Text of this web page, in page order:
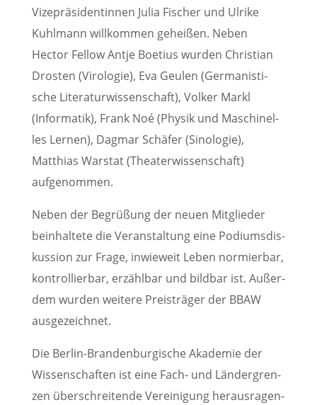
Vizeprä­si­den­tin­nen Julia Fischer und Ulrike
Kuhlmann willkom­men gehei­ßen. Neben
Hector Fellow Antje Boetius wurden Chris­tian
Drosten (Virolo­gie), Eva Geulen (Germa­nis­ti­
sche Litera­tur­wis­sen­schaft), Volker Markl
(Infor­ma­tik), Frank Noé (Physik und Maschi­nel­
les Lernen), Dagmar Schäfer (Sinolo­gie),
Matthias Warstat (Theater­wis­sen­schaft)
aufgenommen.
Neben der Begrü­ßung der neuen Mitglie­der
beinhal­tete die Veran­stal­tung eine Podiums­dis­
kus­sion zur Frage, inwie­weit Leben normier­bar,
kontrol­lier­bar, erzähl­bar und bildbar ist. Außer­
dem wurden weitere Preis­trä­ger der BBAW
ausgezeichnet.
Die Berlin-Branden­bur­gi­sche Akade­mie der
Wissen­schaf­ten ist eine Fach- und Länder­gren­
zen überschrei­tende Verei­ni­gung heraus­ra­gen­